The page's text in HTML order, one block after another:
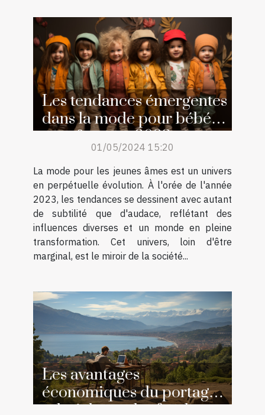
Les tendances émergentes
dans la mode pour bébés
et enfants en 2023
01/05/2024 15:20
La mode pour les jeunes âmes est un univers
en perpétuelle évolution. À l'orée de l'année
2023, les tendances se dessinent avec autant
de subtilité que d'audace, reflétant des
influences diverses et un monde en pleine
transformation. Cet univers, loin d'être
marginal, est le miroir de la société...
Les avantages
économiques du portage
salarial pour les freelances